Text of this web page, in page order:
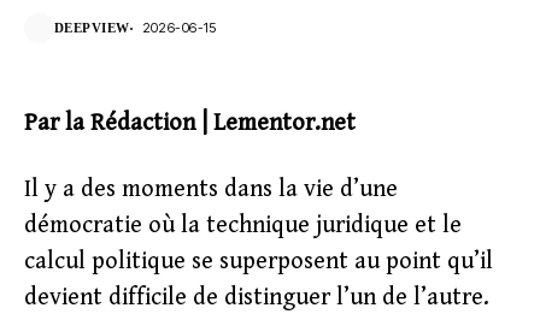
DEEPVIEW 2026-06-15
Par la Rédaction | Lementor.net
Il y a des moments dans la vie d’une
démocratie où la technique juridique et le
calcul politique se superposent au point qu’il
devient difficile de distinguer l’un de l’autre.